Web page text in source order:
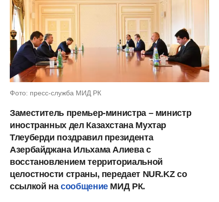
Фото: пресс-служба МИД РК
Заместитель премьер-министра – министр
иностранных дел Казахстана Мухтар
Тлеуберди поздравил президента
Азербайджана Ильхама Алиева с
восстановлением территориальной
целостности страны, передает NUR.KZ со
ссылкой насообщение МИД РК.